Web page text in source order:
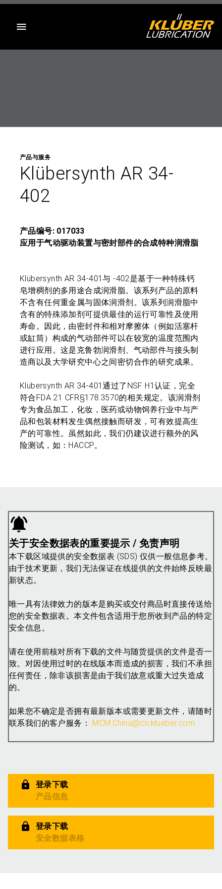
产品与服务
Klübersynth AR 34-
402
产品编号: 017033
应用于气动驱动装置与密封部件的合成特种润滑脂
Klübersynth AR 34-401与 -402是基于一种特殊钙
皂增稠剂的多用途合成润滑脂。该系列产品的原料
不含有任何重金属与固体润滑剂。该系列润滑脂中
含有的特殊添加剂可提供最佳的运行可靠性及使用
寿命。因此，由密封件和相对摩擦体（例如活塞杆
或缸筒）构成的气动部件可以在较宽的温度范围内
进行应用。这是克鲁勃润滑剂、气动部件与接头制
造商以及大学研究中心之间密切合作的研究成果。
Klübersynth AR 34-401通过了NSF H1认证，完全
符合FDA 21 CFR§178.3570的相关规定。该润滑剂
专为食品加工，化妆，医药或动物饲养行业中与产
品和包装材料发生偶然接触而研发，可有效提高生
产的可靠性。虽然如此，我们仍建议进行额外的风
险测试，如：HACCP。
关于安全数据表的重要提示 / 免责声明
本下载区域提供的安全数据表 (SDS) 仅供一般信息参考。
由于技术更新，我们无法保证在线提供的文件始终反映最
新状态。
唯一具有法律效力的版本是购买或交付商品时直接传送给
您的安全数据表。本文件包含适用于您所收到产品的特定
安全信息。
请在使用前核对所有下载的文件与随货提供的文件是否一
致。对因使用过时的在线版本而造成的损害，我们不承担
任何责任，除非该损害是由于我们故意或重大过失造成
的。
如果您不确定是否拥有最新版本或需要更新文件，请随时
联系我们的客户服务： MCM.China@cn.klueber.com
登录下载
产品信息
登录下载
安全数据表格